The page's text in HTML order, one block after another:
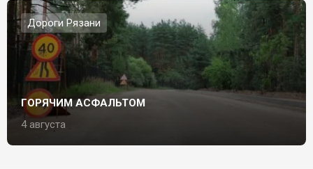
Дороги Рязани
ГОРЯЧИМ АСФАЛЬТОМ
4 августа